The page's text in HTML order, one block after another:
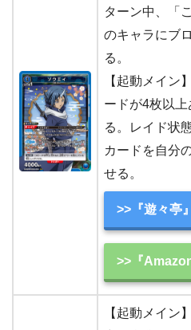
ターン中、「
のキャラにブ
る。
【起動メイン
ードが4枚以
る。レイド状
カードを自分
せる。
>>『遊々亭
>>『
【起動メイン